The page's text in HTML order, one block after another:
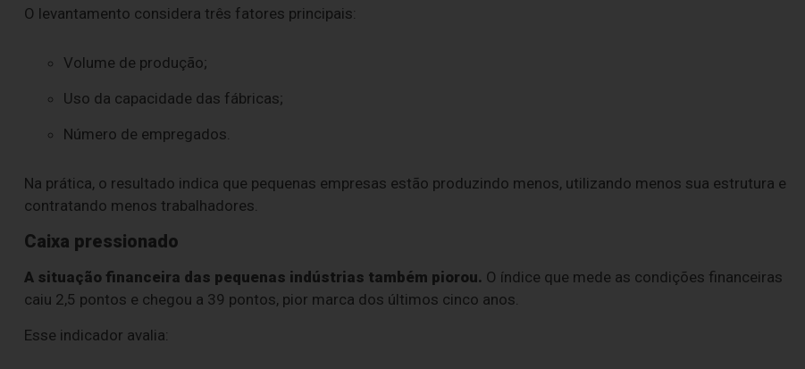
O levantamento considera três fatores principais:
Volume de produção;
Uso da capacidade das fábricas;
Número de empregados.
Na prática, o resultado indica que pequenas empresas estão produzindo menos, utilizando menos sua estrutura e
contratando menos trabalhadores.
Caixa pressionado
A situação financeira das pequenas indústrias também piorou. O índice que mede as condições financeiras
caiu 2,5 pontos e chegou a 39 pontos, pior marca dos últimos cinco anos.
Esse indicador avalia: